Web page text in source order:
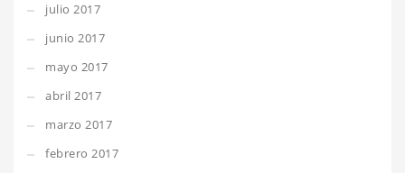
julio 2017
junio 2017
mayo 2017
abril 2017
marzo 2017
febrero 2017